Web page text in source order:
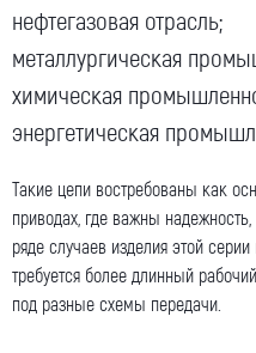
нефтегазовая отрасль;
металлургическая
химическая
энергетическая
Такие цепи востребованы как
приводах, где важны
ряде случаев изделия этой
требуется более длинный
под разные схемы передачи.
данных (ФИО/
ООО